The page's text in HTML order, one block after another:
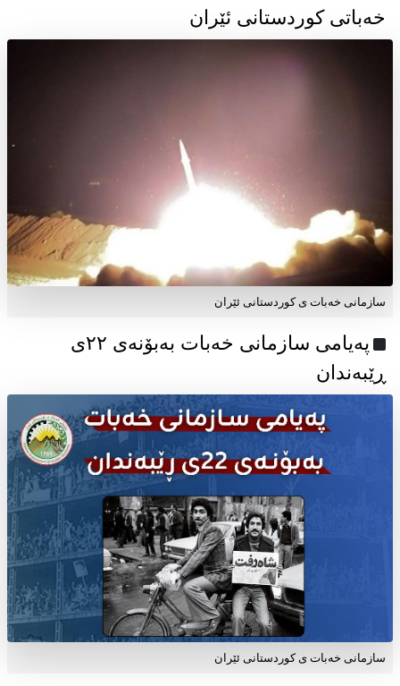
خەباتی کوردستانی ئێران
سازمانی خەبات ی کوردستانی ئێران
پەیامی سازمانی خەبات بەبۆنەی ۲۲ی
ڕێبەندان
سازمانی خەبات ی كوردستانی ئێران